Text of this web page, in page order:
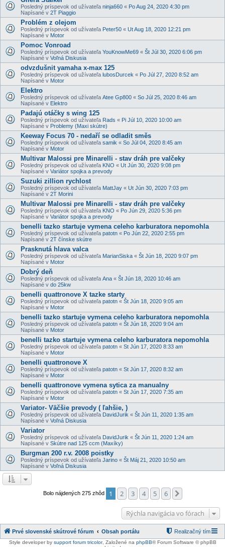
Posledný príspevok od užívateľa ninja660 « Po Aug 24, 2020 4:30 pm
Napísané v 2T Piaggio
Problém z olejom
Posledný príspevok od užívateľa Peter50 « Ut Aug 18, 2020 12:21 pm
Napísané v Motor
Pomoc Vonroad
Posledný príspevok od užívateľa YouKnowMe69 « Št Júl 30, 2020 6:06 pm
Napísané v Voľná Diskusia
odvzdušnit yamaha x-max 125
Posledný príspevok od užívateľa lubosDurcek « Po Júl 27, 2020 8:52 am
Napísané v Motor
Elektro
Posledný príspevok od užívateľa Atee Gp800 « So Júl 25, 2020 8:46 am
Napísané v Elektro
Padajú otáčky s wing 125
Posledný príspevok od užívateľa Rads « Pi Júl 10, 2020 10:00 am
Napísané v Problemy (Maxi skútre)
Keeway Focus 70 - nedaří se odladit směs
Posledný príspevok od užívateľa samik « So Júl 04, 2020 8:45 am
Napísané v Motor
Multivar Malossi pre Minarelli - stav dráh pre valčeky
Posledný príspevok od užívateľa KNO « Ut Jún 30, 2020 9:08 pm
Napísané v Variátor spojka a prevody
Suzuki zillion rychlost
Posledný príspevok od užívateľa MattJay « Ut Jún 30, 2020 7:03 pm
Napísané v 2T Morini
Multivar Malossi pre Minarelli - stav dráh pre valčeky
Posledný príspevok od užívateľa KNO « Po Jún 29, 2020 5:36 pm
Napísané v Variátor spojka a prevody
benelli tazko startuje vymena celeho karburatora nepomohla
Posledný príspevok od užívateľa patotn « Po Jún 22, 2020 2:55 pm
Napísané v 2T čínske skútre
Prasknutá hlava valca
Posledný príspevok od užívateľa MarianSiska « Št Jún 18, 2020 9:07 pm
Napísané v Motor
Dobrý deň
Posledný príspevok od užívateľa Ana « Št Jún 18, 2020 10:46 am
Napísané v do 25kw
benelli quattronove X tazke starty
Posledný príspevok od užívateľa patotn « Št Jún 18, 2020 9:05 am
Napísané v Motor
benelli tazko startuje vymena celeho karburatora nepomohla
Posledný príspevok od užívateľa patotn « Št Jún 18, 2020 9:04 am
Napísané v Motor
benelli tazko startuje vymena celeho karburatora nepomohla
Posledný príspevok od užívateľa patotn « St Jún 17, 2020 8:33 am
Napísané v Motor
benelli quattronove X
Posledný príspevok od užívateľa patotn « St Jún 17, 2020 8:32 am
Napísané v Motor
benelli quattronove vymena sytica za manualny
Posledný príspevok od užívateľa patotn « St Jún 17, 2020 7:35 am
Napísané v Motor
Variator- Väčšie prevody ( ľahšie, )
Posledný príspevok od užívateľa DavidJurik « Št Jún 11, 2020 1:35 am
Napísané v Voľná Diskusia
Variator
Posledný príspevok od užívateľa DavidJurik « Št Jún 11, 2020 1:24 am
Napísané v Skútre nad 125 ccm (Maxíky)
Burgman 200 r.v. 2008 poistky
Posledný príspevok od užívateľa Jarino « Št Máj 21, 2020 10:50 am
Napísané v Voľná Diskusia
Bolo nájdených 275 zhôd 1 2 3 4 5 6
Rýchla navigácia vo fórach
Prvé slovenské skútrové fórum Obsah portálu Realizačný tím
Style developer by support forum tricolor, Založené na phpBB® Forum Software © phpBB